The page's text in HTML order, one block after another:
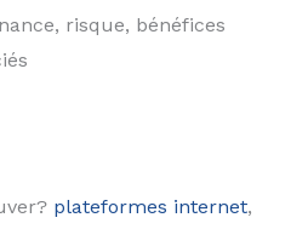
risque, bénéfices
plateformes internet,